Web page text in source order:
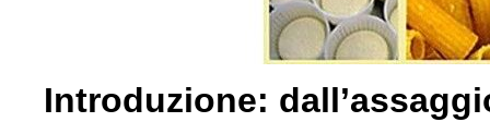
Introduzione: